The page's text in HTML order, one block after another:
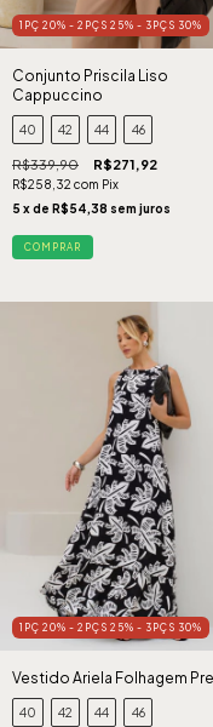
1PÇ 20% - 2PÇS 25% - 3PÇS 30%
Conjunto Priscila Liso
Cappuccino
40 42 44 46
R$339,90 R$271,92
R$258,32 com Pix
5 x de R$54,38 sem juros
COMPRAR
1PÇ 20% - 2PÇS 25% - 3PÇS 30%
Vestido Ariela Folhagem
40 42 44 46